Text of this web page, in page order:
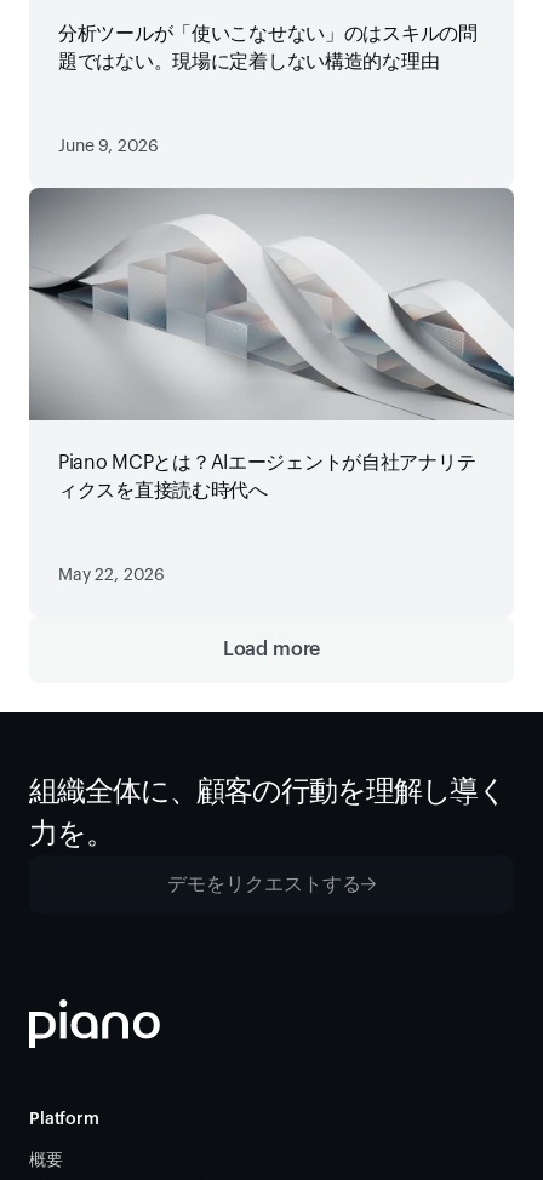
分析ツールが「使いこなせない」のはスキルの問
題ではない。現場に定着しない構造的な理由
June 9, 2026
Piano MCPとは？AIエージェントが自社アナリテ
ィクスを直接読む時代へ
May 22, 2026
Load more
組織全体に、顧客の行動を理解し導く
力を。
デモをリクエストする
Platform
概要